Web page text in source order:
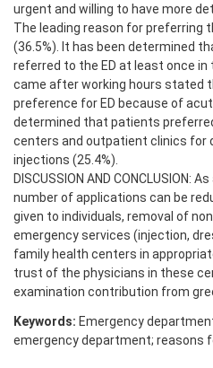
urgent and willing to have more
The leading reason for preferring
(36.5%). It has been determined
referred to the ED at least once
came after working hours stated
preference for ED because of
determined that patients
centers and outpatient clinics for
injections (25.4%).
DISCUSSION AND CONCLUSION:
number of applications can be
given to individuals, removal of
emergency services (injection,
family health centers in
trust of the physicians in these
examination contribution from
Keywords: Emergency
emergency department; reasons